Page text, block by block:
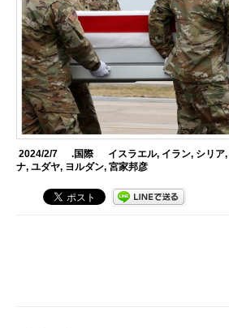
2024/2/7 .国際 イスラエル, イラン, シリア,
ナ,ユダヤ, ヨルダン,宮家邦彦